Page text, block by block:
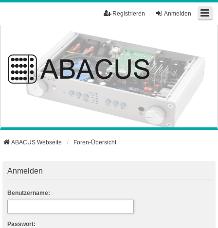
Anmelden
Registrieren
ABACUS Webseite Foren-Übersicht
Anmelden
Benutzername:
Passwort: